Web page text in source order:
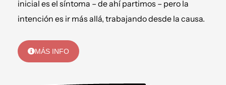
inicial es el síntoma – de ahí partimos – pero la
intención es ir más allá, trabajando desde la causa.
MÁS INFO